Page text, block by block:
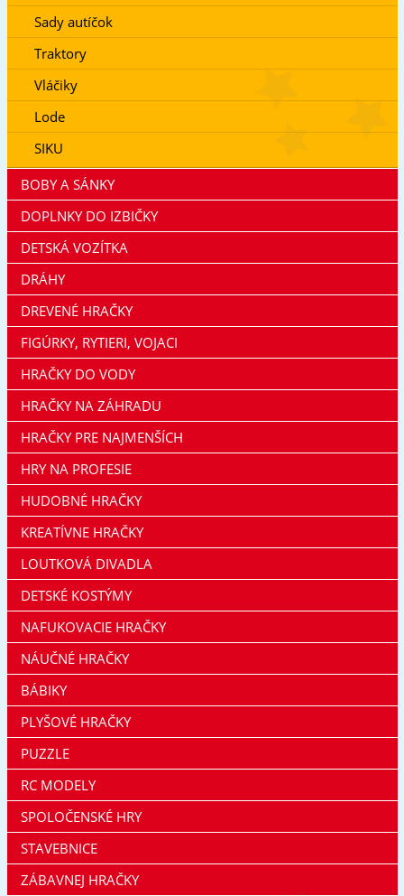
Sady autíčok
Traktory
Vláčiky
Lode
SIKU
BOBY A SÁNKY
DOPLNKY DO IZBIČKY
DETSKÁ VOZÍTKA
DRÁHY
DREVENÉ HRAČKY
FIGÚRKY, RYTIERI, VOJACI
HRAČKY DO VODY
HRAČKY NA ZÁHRADU
HRAČKY PRE NAJMENŠÍCH
HRY NA PROFESIE
HUDOBNÉ HRAČKY
KREATÍVNE HRAČKY
LOUTKOVÁ DIVADLA
DETSKÉ KOSTÝMY
NAFUKOVACIE HRAČKY
NÁUČNÉ HRAČKY
BÁBIKY
PLYŠOVÉ HRAČKY
PUZZLE
RC MODELY
SPOLOČENSKÉ HRY
STAVEBNICE
ZÁBAVNEJ HRAČKY